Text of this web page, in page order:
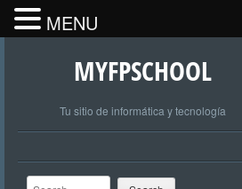
MYFPSCHOOL
Tu sitio de informática y tecnología
Search
MENU